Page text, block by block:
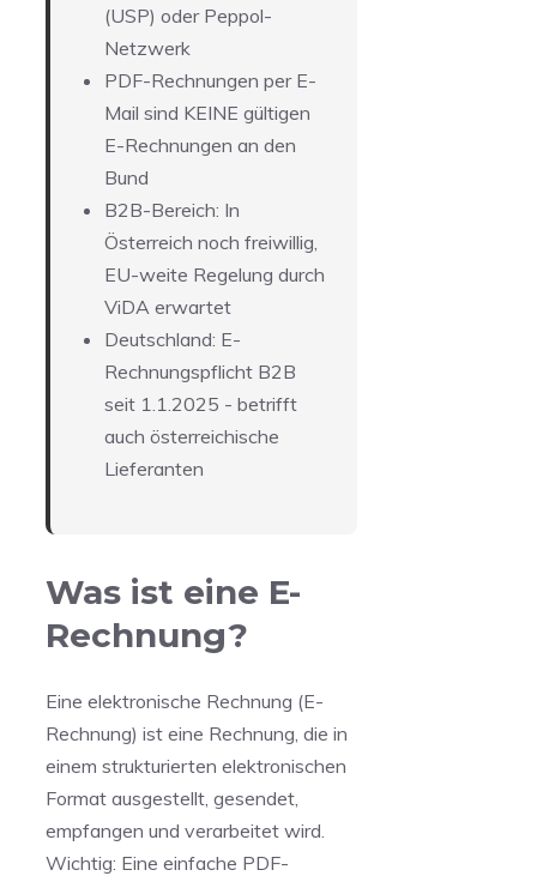
(USP) oder Peppol-
Netzwerk
PDF-Rechnungen per E-
Mail sind KEINE gültigen
E-Rechnungen an den
Bund
B2B-Bereich: In
Österreich noch freiwillig,
EU-weite Regelung durch
ViDA erwartet
Deutschland: E-
Rechnungspflicht B2B
seit 1.1.2025 - betrifft
auch österreichische
Lieferanten
Was ist eine E-
Rechnung?
Eine elektronische Rechnung (E-
Rechnung) ist eine Rechnung, die in
einem strukturierten elektronischen
Format ausgestellt, gesendet,
empfangen und verarbeitet wird.
Wichtig: Eine einfache PDF-